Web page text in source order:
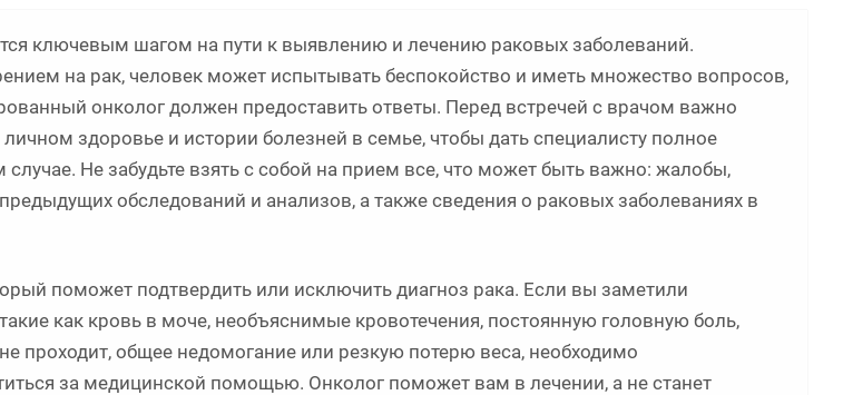
ключевым шагом на пути к выявлению и лечению раковых заболеваний.
на рак, человек может испытывать беспокойство и иметь множество вопросов,
онколог должен предоставить ответы. Перед встречей с врачом важно
здоровье и истории болезней в семье, чтобы дать специалисту полное
Не забудьте взять с собой на прием все, что может быть важно: жалобы,
обследований и анализов, а также сведения о раковых заболеваниях в
поможет подтвердить или исключить диагноз рака. Если вы заметили
как кровь в моче, необъяснимые кровотечения, постоянную головную боль,
проходит, общее недомогание или резкую потерю веса, необходимо
за медицинской помощью. Онколог поможет вам в лечении, а не станет